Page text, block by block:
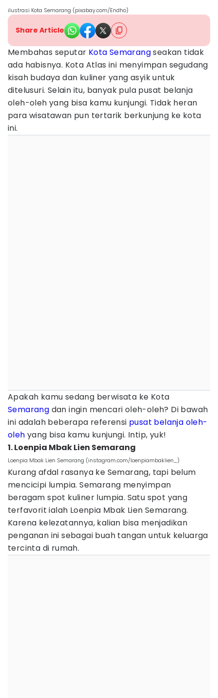
ilustrasi Kota Semarang (pixabay.com/Endho)
Share Article
Membahas seputar Kota Semarangseakan tidak
ada habisnya. Kota Atlas ini menyimpan segudang
kisah budaya dan kuliner yang asyik untuk
ditelusuri. Selain itu, banyak pula pusat belanja
oleh-oleh yang bisa kamu kunjungi. Tidak heran
para wisatawan pun tertarik berkunjung ke kota
ini.
Apakah kamu sedang berwisata ke Kota
Semarang dan ingin mencari oleh-oleh? Di bawah
ini adalah beberapa referensi pusat belanja oleh-
oleh yang bisa kamu kunjungi. Intip, yuk!
1. Loenpia Mbak Lien Semarang
Loenpia Mbak Lien Semarang (instagram.com/loenpiambaklien_)
Kurang afdal rasanya ke Semarang, tapi belum
mencicipi lumpia. Semarang menyimpan
beragam spot kuliner lumpia. Satu spot yang
terfavorit ialah Loenpia Mbak Lien Semarang.
Karena kelezatannya, kalian bisa menjadikan
penganan ini sebagai buah tangan untuk keluarga
tercinta di rumah.